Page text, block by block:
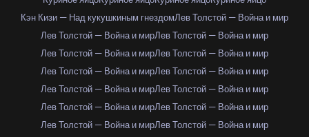
Кэн Кизи — Над кукушкиным гнездомЛев Толстой — Война и мир
Лев Толстой — Война и мирЛев Толстой — Война и мир
Лев Толстой — Война и мирЛев Толстой — Война и мир
Лев Толстой — Война и мирЛев Толстой — Война и мир
Лев Толстой — Война и мирЛев Толстой — Война и мир
Лев Толстой — Война и мирЛев Толстой — Война и мир
Лев Толстой — Война и мирЛев Толстой — Война и мир